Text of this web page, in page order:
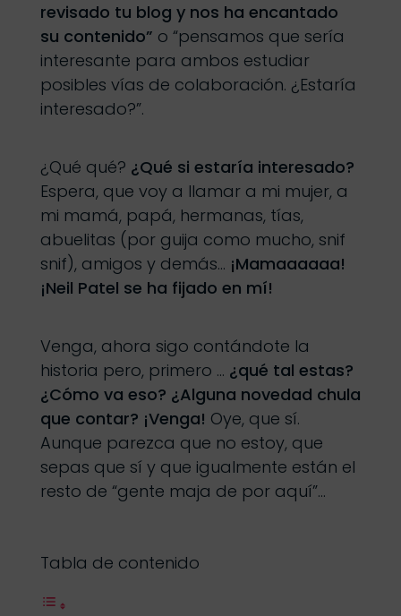
revisado tu blog y nos ha encantado
su contenido” o “pensamos que sería
interesante para ambos estudiar
posibles vías de colaboración. ¿Estaría
interesado?”.
¿Qué qué? ¿Qué si estaría interesado?
Espera, que voy a llamar a mi mujer, a
mi mamá, papá, hermanas, tías,
abuelitas (por guija como mucho, snif
snif), amigos y demás… ¡Mamaaaaaa!
¡Neil Patel se ha fijado en mí!
Venga, ahora sigo contándote la
historia pero, primero … ¿qué tal estas?
¿Cómo va eso? ¿Alguna novedad chula
que contar? ¡Venga! Oye, que sí.
Aunque parezca que no estoy, que
sepas que sí y que igualmente están el
resto de “gente maja de por aquí”…
Tabla de contenido